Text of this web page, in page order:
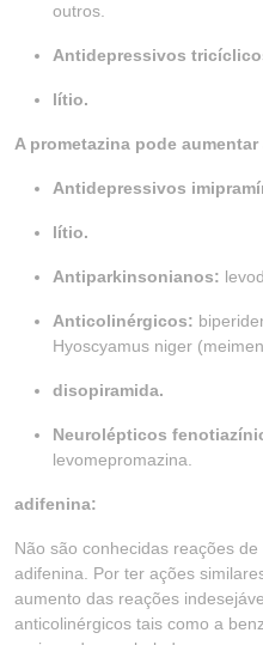
outros.
Antidepressivos
lítio.
A prometazina pode
Antidepressivos
lítio.
Antiparkinsonianos:
Anticolinérgicos:
Hyoscyamus niger
disopiramida.
Neurolépticos
levomepromazina.
adifenina:
Não são conhecidas reações
adifenina. Por ter ações
aumento das reações
anticolinérgicos tais como a